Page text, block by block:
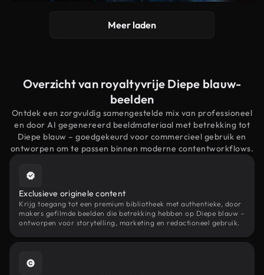
Meer laden
Overzicht van royaltyvrije Diepe blauw-
beelden
Ontdek een zorgvuldig samengestelde mix van professioneel
en door AI gegenereerd beeldmateriaal met betrekking tot
Diepe blauw – goedgekeurd voor commercieel gebruik en
ontworpen om te passen binnen moderne contentworkflows.
Exclusieve originele content
Krijg toegang tot een premium bibliotheek met authentieke, door
makers gefilmde beelden die betrekking hebben op Diepe blauw –
ontworpen voor storytelling, marketing en redactioneel gebruik.